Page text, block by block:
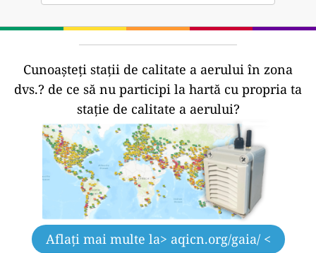
Cunoașteți stații de calitate a aerului în zona
dvs.? de ce să nu participi la hartă cu propria ta
stație de calitate a aerului?
Aflați mai multe la> aqicn.org/gaia/ <